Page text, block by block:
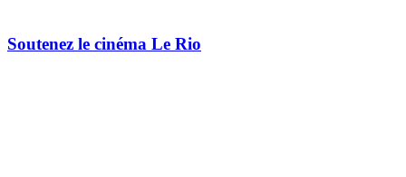
Soutenez le cinéma Le Rio